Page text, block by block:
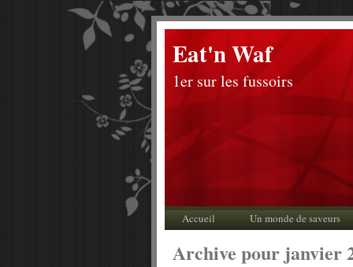
Eat'n Waf
1er sur les fussoirs
Accueil Un monde de saveurs
Archive pour janvier